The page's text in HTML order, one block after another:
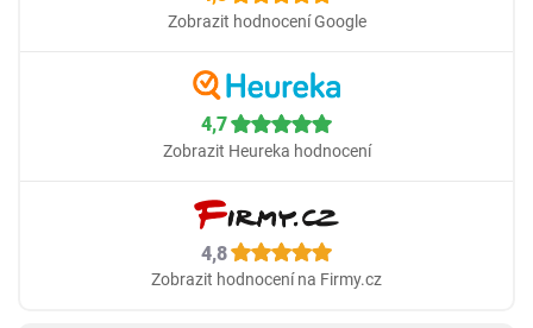
Zobrazit hodnocení Google
4,7
Zobrazit Heureka hodnocení
4,8
Zobrazit hodnocení na Firmy.cz